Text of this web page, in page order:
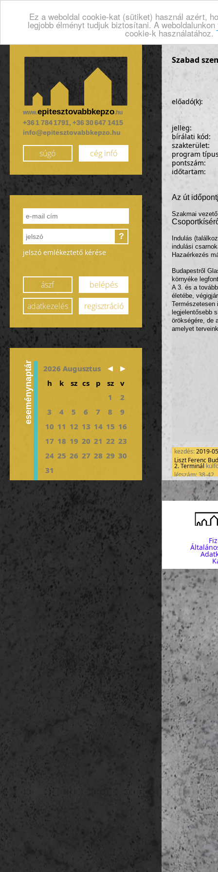
Ez a weboldal cookie-kat (sütiket) használ azért,
legjobb élményt tudjuk biztosítani. A
cookie-k használatához.
www.epitesztovabbkepzo.hu
+36 1 784 1791, +36 30 647 1415
info@epitesztovabbkepzo.hu
súgó cég infó
?
jelszó emlékeztető kérése
ászf
belépés
adatkezelés
regisztráció
eseménynaptár
2026 Augusztus
h
k sz cs p sz
v
1
2
3
4 5 6 7 8
9
10 11 12 13 14 15 16
17 18 19 20 21 22 23
24 25 26 27 28 29 30
31
Szabad
előadó(k):
jelleg:
bírálati kód:
szakterület:
program
pontszám:
időtartam:
Az út
Szakmai
Indulás
indulási
Hazaérkezés
Budapestről
környéke
A 3. és a
életébe,
legjelentősebb
örökségére, de
amelyet
kezdés:2019-
Liszt Ferenc
2. Terminál
létszám: 38-42